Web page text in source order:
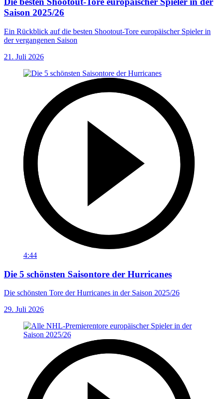
Saison 2025/26
Ein Rückblick auf die besten Shootout-Tore europäischer Spieler in
der vergangenen Saison
21. Juli 2026
4:44
Die 5 schönsten Saisontore der Hurricanes
Die schönsten Tore der Hurricanes in der Saison 2025/26
29. Juli 2026